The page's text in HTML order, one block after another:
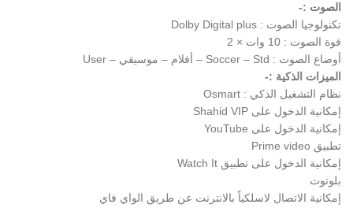
الصوت :-
تكنولوجيا الصوت : Dolby Digital plus
قوة الصوت : 10 وات × 2
أوضاع الصوت : Soccer – Std – أفلام – موسيقي – User
الميزات الذكية :-
نظام التشغيل الذكي : Osmart
إمكانية الدخول على Shahid VIP
إمكانية الدخول على YouTube
تطبيق Prime video
إمكانية الدخول على تطبيق Watch It
بلوتوث
إمكانية الاتصال لاسلكياً بالانترنت عن طريق الواي فاي